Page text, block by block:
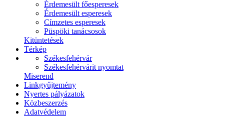
Érdemesült főesperesek
Érdemesült esperesek
Címzetes esperesek
Püspöki tanácsosok
Kitüntetések
Térkép
Székesfehérvár
Székesfehérvárit nyomtat
Miserend
Linkgyűjtemény
Nyertes pályázatok
Közbeszerzés
Adatvédelem